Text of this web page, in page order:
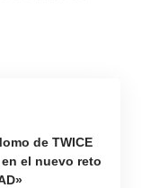
de TWICE
el nuevo reto